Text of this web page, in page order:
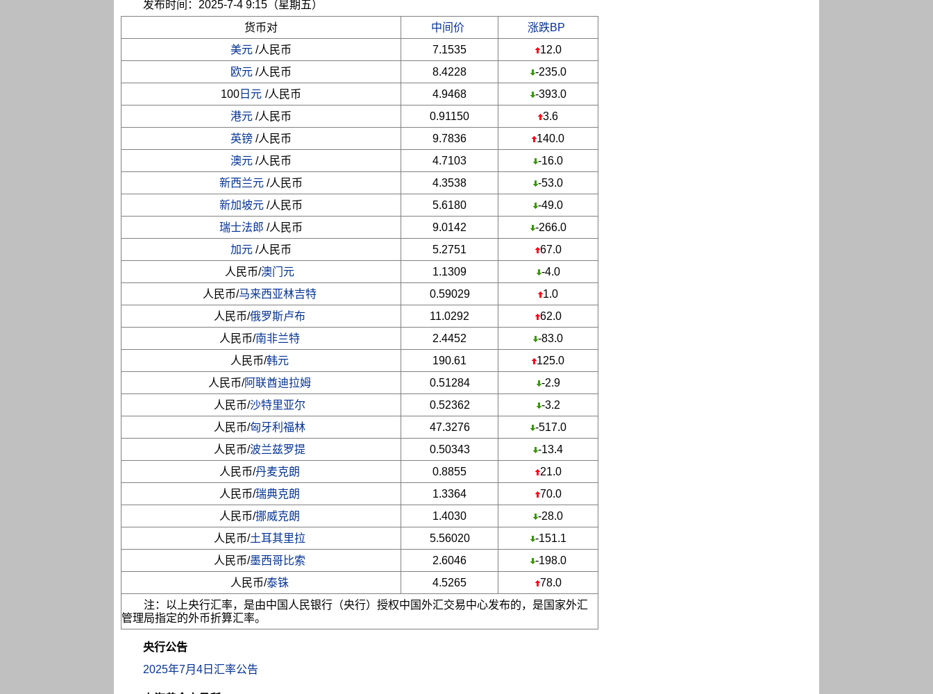
发布时间：2025-7-4 9:15（星期五）
货币对
中间价
涨跌BP
美元 /人民币 7.1535
12.0
欧元 /人民币 8.4228
-235.0
100 日元 /人民币 4.9468
-393.0
港元 /人民币 0.91150
3.6
英镑 /人民币 9.7836
140.0
澳元 /人民币 4.7103
-16.0
新西兰元 /人民币 4.3538
-53.0
新加坡元 /人民币 5.6180
-49.0
瑞士法郎 /人民币 9.0142
-266.0
加元 /人民币 5.2751
67.0
人民币/澳门元 1.1309
-4.0
人民币/马来西亚林吉特 0.59029
1.0
人民币/俄罗斯卢布 11.0292
62.0
人民币/南非兰特 2.4452
-83.0
人民币/韩元 190.61
125.0
人民币/阿联酋迪拉姆 0.51284
-2.9
人民币/沙特里亚尔 0.52362
-3.2
人民币/匈牙利福林 47.3276
-517.0
人民币/波兰兹罗提 0.50343
-13.4
人民币/丹麦克朗 0.8855
21.0
人民币/瑞典克朗 1.3364
70.0
人民币/挪威克朗 1.4030
-28.0
人民币/土耳其里拉 5.56020
-151.1
人民币/墨西哥比索 2.6046
-198.0
人民币/泰铢 4.5265
78.0
注：以上央行汇率，是由中国人民银行（央行）授权中国外汇交易中心发布的，是国家外汇
管理局指定的外币折算汇率。
央行公告
2025年7月4日汇率公告